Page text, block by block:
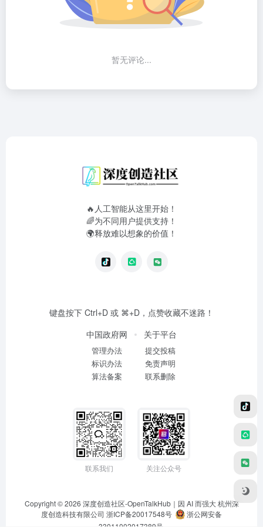
暂无评论...
🔥人工智能从这里开始！
🌈为不同用户提供支持！
🌍释放难以想象的价值！
键盘按下 Ctrl+D 或 ⌘+D，点赞收藏不迷路！
中国政府网
管理办法
标识办法
算法备案
关于平台
提交投稿
免责声明
联系删除
联系我们 关注公众号
Copyright © 2026 深度创造社区-OpenTalkHub｜因 AI 而强大 杭州深
度创造科技有限公司 浙ICP备20017548号
浙公网安备